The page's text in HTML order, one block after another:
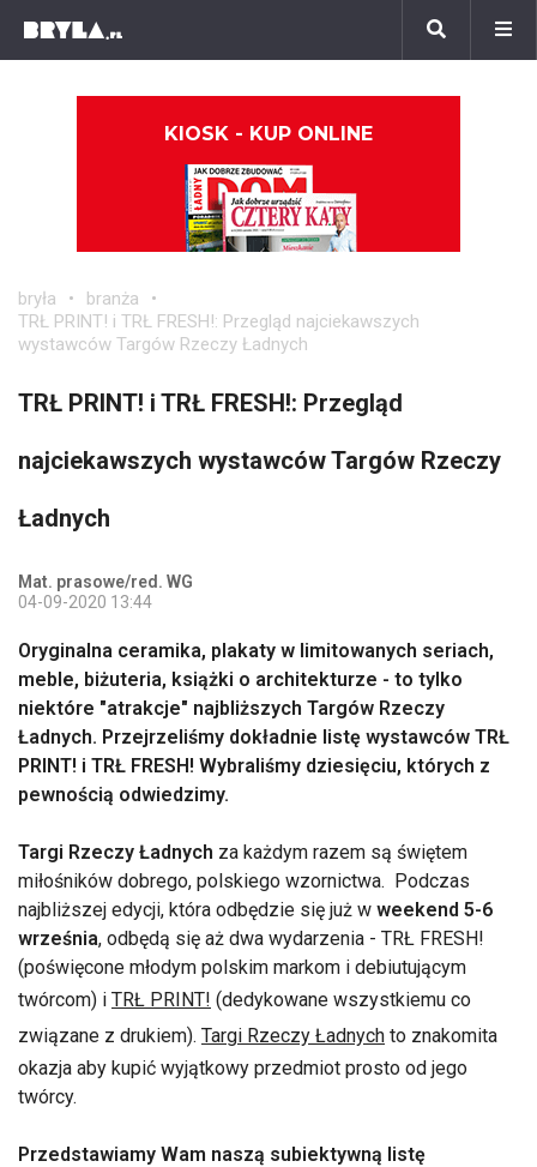
KIOSK - KUP ONLINE
bryła
branża
TRŁ PRINT! i TRŁ FRESH!: Przegląd najciekawszych
wystawców Targów Rzeczy Ładnych
TRŁ PRINT! i TRŁ FRESH!: Przegląd
najciekawszych wystawców Targów Rzeczy
Ładnych
Mat. prasowe/red. WG
04-09-2020 13:44
Oryginalna ceramika, plakaty w limitowanych seriach,
meble, biżuteria, książki o architekturze - to tylko
niektóre "atrakcje" najbliższych Targów Rzeczy
Ładnych. Przejrzeliśmy dokładnie listę wystawców TRŁ
PRINT! i TRŁ FRESH! Wybraliśmy dziesięciu, których z
pewnością odwiedzimy.
Targi Rzeczy Ładnych za każdym razem są świętem
miłośników dobrego, polskiego wzornictwa. Podczas
najbliższej edycji, która odbędzie się już w weekend 5-6
września, odbędą się aż dwa wydarzenia - TRŁ FRESH!
(poświęcone młodym polskim markom i debiutującym
twórcom) i TRŁ PRINT! (dedykowane wszystkiemu co
związane z drukiem). Targi Rzeczy Ładnych to znakomita
okazja aby kupić wyjątkowy przedmiot prosto od jego
twórcy.
Przedstawiamy Wam naszą subiektywną listę